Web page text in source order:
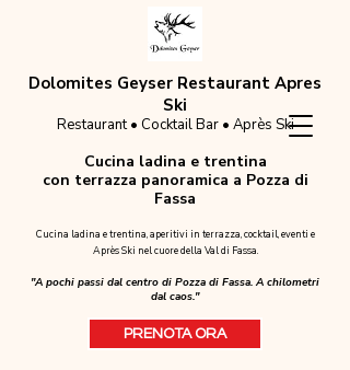
Dolomites Geyser Restaurant Apres
Ski
Restaurant • Cocktail Bar • Après Ski
Cucina ladina e trentina
con terrazza panoramica a Pozza di
Fassa
Cucina ladina e trentina, aperitivi in terrazza, cocktail, eventi e
Après Ski nel cuore della Val di Fassa.
"A pochi passi dal centro di Pozza di Fassa. A chilometri
dal caos."
PRENOTA ORA